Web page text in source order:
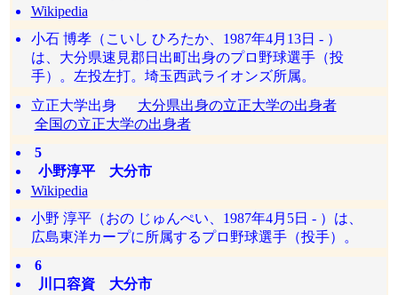
Wikipedia
小石 博孝（こいし ひろたか、1987年4月13日 - ）
は、大分県速見郡日出町出身のプロ野球選手（投
手）。左投左打。埼玉西武ライオンズ所属。
立正大学出身 大分県出身の立正大学の出身者
全国の立正大学の出身者
5
小野淳平 大分市
Wikipedia
小野 淳平（おの じゅんぺい、1987年4月5日 - ）は、
広島東洋カープに所属するプロ野球選手（投手）。
6
川口容資 大分市